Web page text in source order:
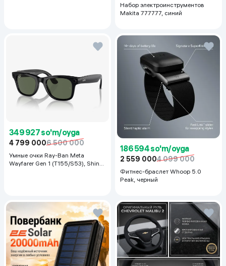
Набор электроинструментов
Makita 777777, синий
349 927 so'm/oyga
4 799 0006 500 000
Умные очки Ray-Ban Meta
Wayfarer Gen 1 (T155/S53), Shiny
186 594 so'm/oyga
2 559 0004 099 000
Фитнес-браслет Whoop 5.0
Peak, черный